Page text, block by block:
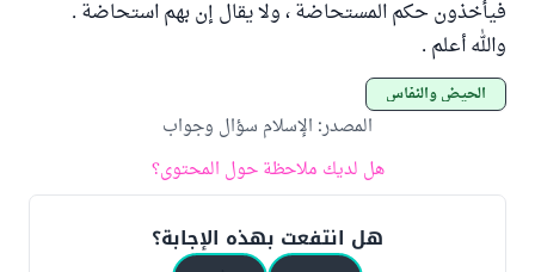
فيأخذون حكم المستحاضة ، ولا يقال إن بهم استحاضة .
والله أعلم .
الحيض والنفاس
المصدر: الإسلام سؤال وجواب
هل لديك ملاحظة حول المحتوى؟
هل انتفعت بهذه الإجابة؟